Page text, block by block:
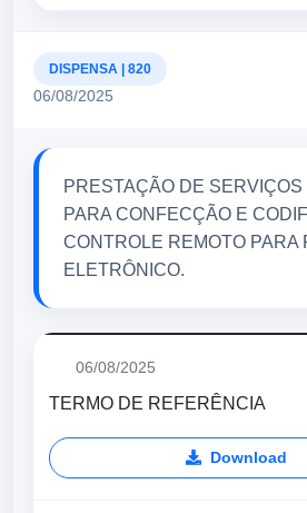
DISPENSA | 820
06/08/2025
PRESTAÇÃO DE
PARA CONFECÇÃO E
CONTROLE REMOTO PARA
ELETRÔNICO.
06/08/2025
TERMO DE REFERÊNCIA
Download